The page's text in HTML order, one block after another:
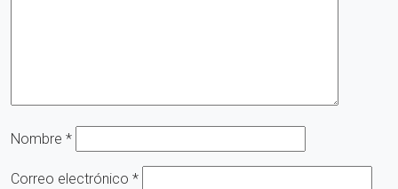
Nombre *
Correo electrónico *